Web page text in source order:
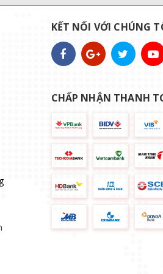
KẾT NỐI VỚI CHÚNG
CHẤP NHẬN THANH